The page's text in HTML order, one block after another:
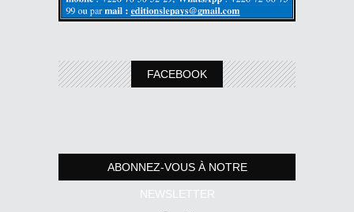
FACEBOOK
ABONNEZ-VOUS À NOTRE
NEWSLETTER